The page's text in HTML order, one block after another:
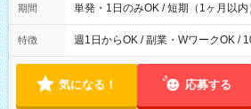
期間 単発・1日のみOK / 短期（1ヶ月以内
特徴 週1日からOK / 副業・WワークOK /
気になる！ 応募する